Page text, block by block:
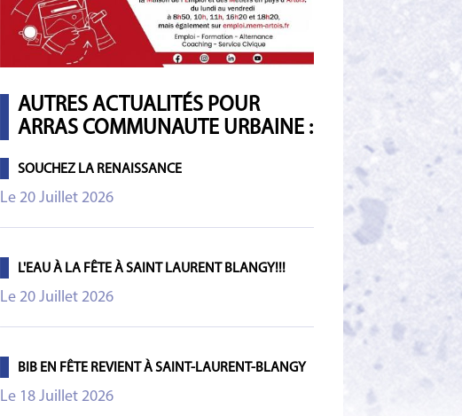
AUTRES ACTUALITÉS POUR
ARRAS COMMUNAUTE URBAINE :
SOUCHEZ LA RENAISSANCE
Le 20 Juillet 2026
L'EAU À LA FÊTE À SAINT LAURENT BLANGY!!!
Le 20 Juillet 2026
BIB EN FÊTE REVIENT À SAINT-LAURENT-BLANGY
Le 18 Juillet 2026